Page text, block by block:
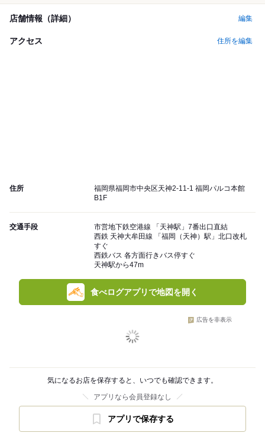
店舗情報（詳細） 編集
アクセス 住所を編集
住所
福岡県福岡市中央区天神2-11-1 福岡パルコ本館
B1F
交通手段
市営地下鉄空港線 「天神駅」7番出口直結
西鉄 天神大牟田線 「福岡（天神）駅」北口改札
すぐ
西鉄バス 各方面行きバス停すぐ
天神駅から47m
食べログアプリで地図を開く
広告を非表示
気になるお店を保存すると、いつでも確認できます。
アプリなら会員登録なし
アプリで保存する